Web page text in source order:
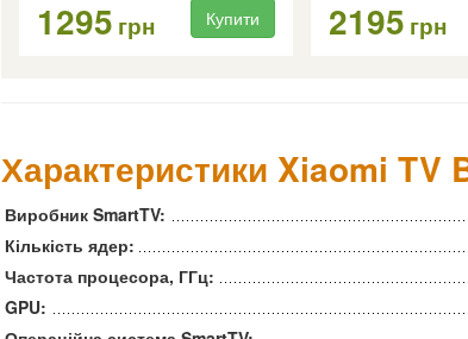
1295 грн Купити 2195 грн
Характеристики Xiaomi TV
Виробник SmartTV:
Кількість ядер:
Частота процесора, ГГц:
GPU: